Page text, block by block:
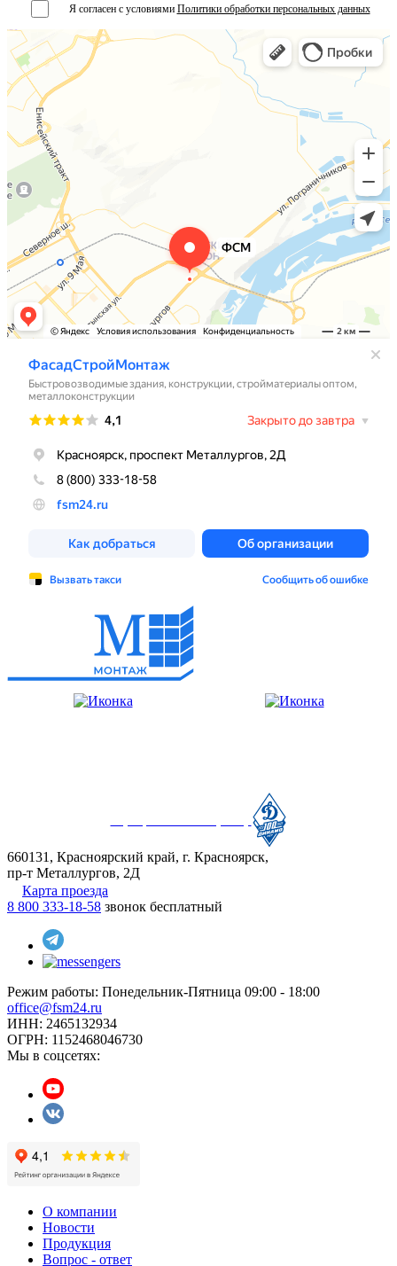
Я согласен с условиями Политики обработки персональных данных
660131, Красноярский край, г. Красноярск,
пр-т Металлургов, 2Д
Карта проезда
8 800 333-18-58 звонок бесплатный
Режим работы: Понедельник-Пятница 09:00 - 18:00
office@fsm24.ru
ИНН: 2465132934
ОГРН: 1152468046730
Мы в соцсетях:
О компании
Новости
Продукция
Вопрос - ответ